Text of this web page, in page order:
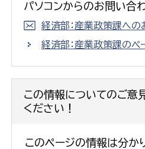
パソコンからのお問い合
経済部：産業政策課への
経済部：産業政策課のペ
この情報についてのご意
ください！
このページの情報は分か